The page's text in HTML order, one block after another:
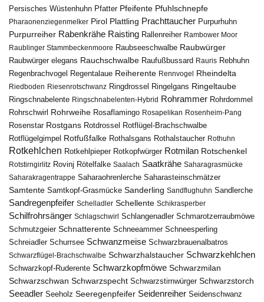
Persisches Wüstenhuhn Pfatter Pfeifente Pfuhlschnepfe
Pharaonenziegenmelker Pirol Plattling Prachttaucher Purpurhuhn
Purpurreiher Rabenkrähe Raisting Rallenreiher Rambower Moor
Raublinger Stammbeckenmoore Raubseeschwalbe Raubwürger
Raubwürger elegans Rauchschwalbe Raufußbussard Rauris Rebhuhn
Regenbrachvogel Regentalaue Reiherente Rennvogel Rheindelta
Riedboden Riesenrotschwanz Ringdrossel Ringelgans Ringeltaube
Ringschnabelente Ringschnabelenten-Hybrid Rohrammer Rohrdommel
Rohrschwirl Rohrweihe Rosaflamingo Rosapelikan Rosenheim-Pang
Rosenstar Rostgans Rotdrossel
Rotflügel-Brachschwalbe
Rotflügelgimpel Rotfußfalke Rothalsgans Rothalstaucher Rothuhn
Rotkehlchen Rotkehlpieper Rotkopfwürger Rotmilan Rotschenkel
Rotstirngirlitz Rovinj Rötelfalke Saalach Saatkrähe Saharagrasmücke
Saharakragentrappe Saharaohrenlerche Saharasteinschmätzer
Samtente Samtkopf-Grasmücke Sanderling Sandflughuhn Sandlerche
Sandregenpfeifer Schelladler Schellente Schikrasperber
Schilfrohrsänger Schlagschwirl Schlangenadler Schmarotzerraubmöwe
Schmutzgeier Schnatterente Schneeammer Schneesperling
Schreiadler Schurrsee Schwanzmeise Schwarzbrauenalbatros
Schwarzflügel-Brachschwalbe Schwarzhalstaucher Schwarzkehlchen
Schwarzkopf-Ruderente Schwarzkopfmöwe Schwarzmilan
Schwarzschwan Schwarzspecht Schwarzstirnwürger Schwarzstorch
Seeadler Seeholz Seeregenpfeifer Seidenreiher Seidenschwanz